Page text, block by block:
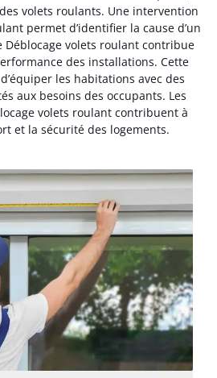
volets roulants. Une intervention
permet d’identifier la cause d’un
Déblocage volets roulant contribue
des installations. Cette
les habitations avec des
aux besoins des occupants. Les
volets roulant contribuent à
et la sécurité des logements.